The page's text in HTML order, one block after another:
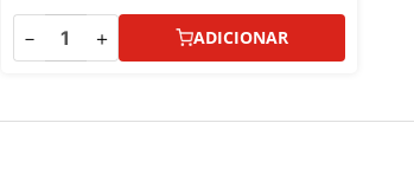
－ ＋ ADICIONAR